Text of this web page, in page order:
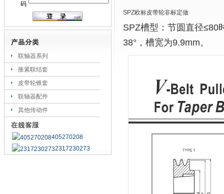
SPZ欧标皮带轮非标定做
SPZ槽型：节圆直径
38°，槽宽为9.9mm。
码
联轴器系列
胀紧联结套
皮带轮锥套
联轴器配件
其他传动件
405270208
2317230273